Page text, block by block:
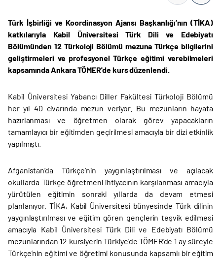
Türk İşbirliği ve Koordinasyon Ajansı Başkanlığı’nın (TİKA)
katkılarıyla Kabil Üniversitesi Türk Dili ve Edebiyatı
Bölümünden 12 Türkoloji Bölümü mezuna Türkçe bilgilerini
geliştirmeleri ve profesyonel Türkçe eğitimi verebilmeleri
kapsamında Ankara TÖMER'de kurs düzenlendi.
Kabil Üniversitesi Yabancı Diller Fakültesi Türkoloji Bölümü
her yıl 40 civarında mezun veriyor. Bu mezunların hayata
hazırlanması ve öğretmen olarak görev yapacakların
tamamlayıcı bir eğitimden geçirilmesi amacıyla bir dizi etkinlik
yapılmıştı.
Afganistan’da Türkçe’nin yaygınlaştırılması ve açılacak
okullarda Türkçe öğretmeni ihtiyacının karşılanması amacıyla
yürütülen eğitimin sonraki yıllarda da devam etmesi
planlanıyor. TİKA, Kabil Üniversitesi bünyesinde Türk dilinin
yaygınlaştırılması ve eğitim gören gençlerin teşvik edilmesi
amacıyla Kabil Üniversitesi Türk Dili ve Edebiyatı Bölümü
mezunlarından 12 kursiyerin Türkiye’de TÖMER’de 1 ay süreyle
Türkçe’nin eğitimi ve öğretimi konusunda kapsamlı bir eğitim